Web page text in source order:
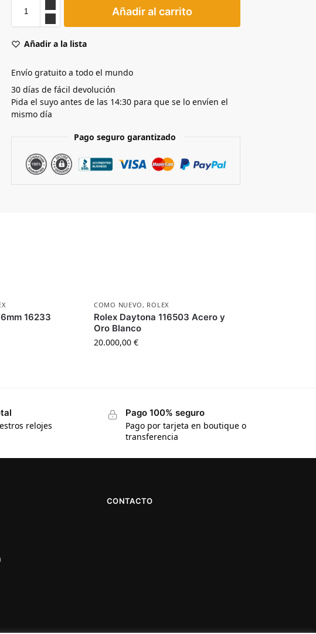
Añadir al carrito
Añadir a la lista
Envío gratuito a todo el mundo
30 días de fácil devolución
Pida el suyo antes de las 14:30 para que se lo envíen el
mismo día
Pago seguro garantizado
16233
COMO NUEVO , ROLEX
Rolex Daytona 116503 Acero y
Oro Blanco
20.000,00€
relojes
Pago 100% seguro
Pago por tarjeta en boutique o
transferencia
CONTACTO